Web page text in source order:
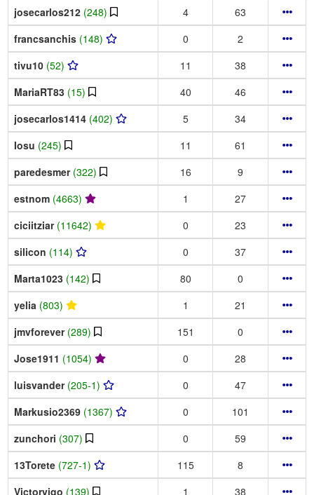
josecarlos212 (248) 4
63
francsanchis (148) 0
2
tivu10 (52) 11
38
MariaRT83 (15) 40
46
josecarlos1414 (402) 5
34
Iosu (245) 11
61
paredesmer (322) 16
9
estnom (4663) 1
27
ciciitziar (11642) 0
23
silicon (114) 0
37
Marta1023 (142) 80
0
yelia (803) 1
21
jmvforever (289) 151
0
Jose1911 (1054) 0
28
luisvander (205-1) 0
47
Markusio2369 (1367) 0
101
zunchori (307) 0
59
13Torete (727-1) 115
8
Victorvigo (139) 1
38